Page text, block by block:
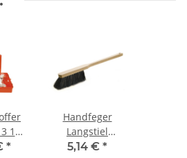
157
*
Handfeger
Langstiel
Naturhaar
5,14 € *